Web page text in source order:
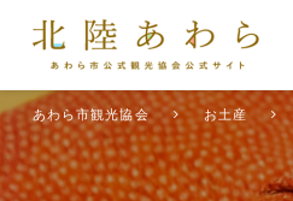
あわら市観光協会 お土産